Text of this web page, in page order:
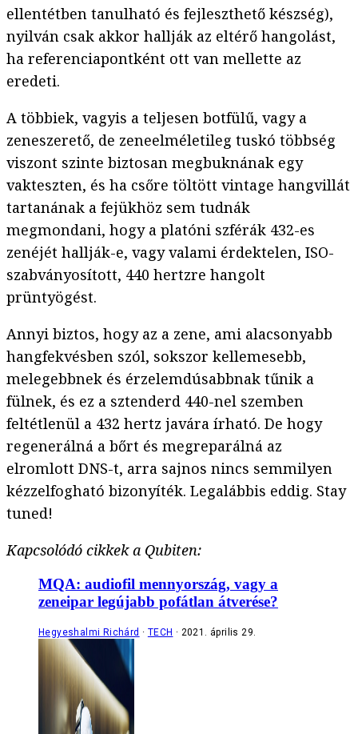
ellentétben tanulható és fejleszthető készség),
nyilván csak akkor hallják az eltérő hangolást,
ha referenciapontként ott van mellette az
eredeti.
A többiek, vagyis a teljesen botfülű, vagy a
zeneszerető, de zeneelméletileg tuskó többség
viszont szinte biztosan megbuknának egy
vakteszten, és ha csőre töltött vintage hangvillát
tartanának a fejükhöz sem tudnák
megmondani, hogy a platóni szférák 432-es
zenéjét hallják-e, vagy valami érdektelen, ISO-
szabványosított, 440 hertzre hangolt
prüntyögést.
Annyi biztos, hogy az a zene, ami alacsonyabb
hangfekvésben szól, sokszor kellemesebb,
melegebbnek és érzelemdúsabbnak tűnik a
fülnek, és ez a sztenderd 440-nel szemben
feltétlenül a 432 hertz javára írható. De hogy
regenerálná a bőrt és megreparálná az
elromlott DNS-t, arra sajnos nincs semmilyen
kézzelfogható bizonyíték. Legalábbis eddig. Stay
tuned!
Kapcsolódó cikkek a Qubiten:
MQA: audiofil mennyország, vagy a
zeneipar legújabb pofátlan átverése?
Hegyeshalmi Richárd TECH 2021. április 29.